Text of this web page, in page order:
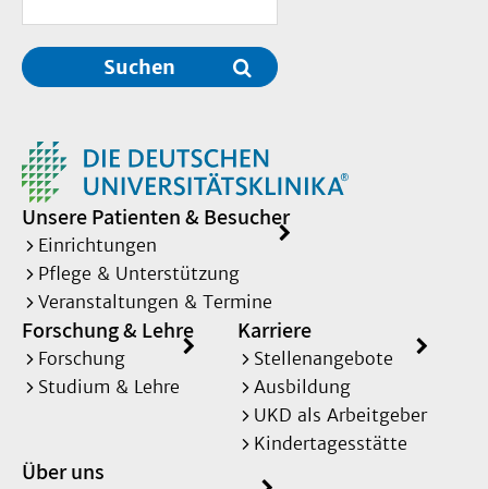
Suchen
Unsere Patienten & Besucher
Einrichtungen
Pflege & Unterstützung
Veranstaltungen & Termine
Forschung & Lehre
Forschung
Studium & Lehre
Karriere
Stellenangebote
Ausbildung
UKD als Arbeitgeber
Kindertagesstätte
Über uns